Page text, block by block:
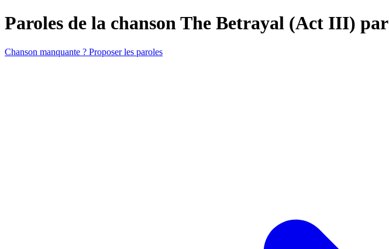
Paroles de la chanson The Betrayal (Act III) par
Chanson manquante ? Proposer les paroles